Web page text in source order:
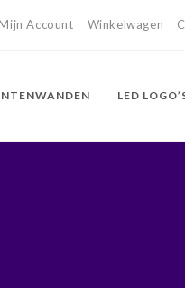
Mijn Account Winkelwagen
LED